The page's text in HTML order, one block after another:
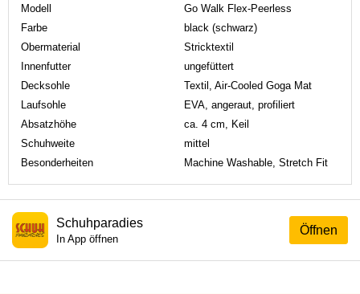
Modell
Go Walk Flex-Peerless
Farbe
black (schwarz)
Obermaterial
Stricktextil
Innenfutter
ungefüttert
Decksohle
Textil, Air-Cooled Goga Mat
Laufsohle
EVA, angeraut, profiliert
Absatzhöhe
ca. 4 cm, Keil
Schuhweite
mittel
Besonderheiten
Machine Washable, Stretch Fit
Öffnen
Schuhparadies
In App öffnen